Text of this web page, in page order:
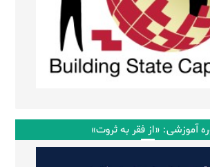
آموزشی: «از فقر به ثروت»